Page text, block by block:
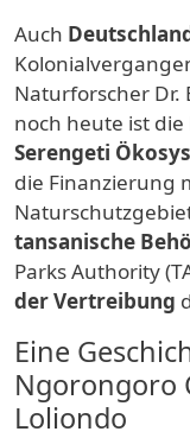
Auch
Naturforscher Dr.
noch heute ist
Serengeti
die Finanzierung
tansanische
Parks Authority
der Vertreibung
Eine
Ngorongoro
Loliondo